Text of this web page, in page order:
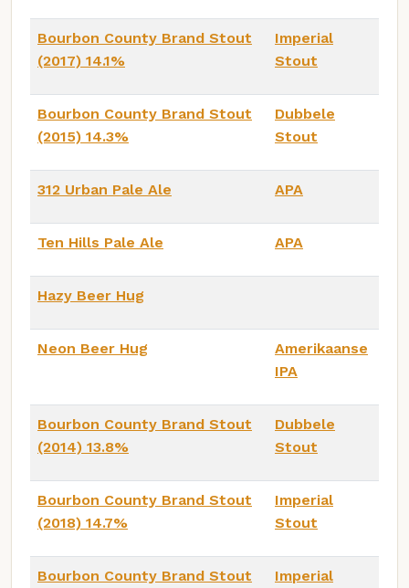
Bourbon County Brand Stout
(2017) 14.1%
Imperial
Stout
Bourbon County Brand Stout
(2015) 14.3%
Dubbele
Stout
312 Urban Pale Ale APA
Ten Hills Pale Ale APA
Hazy Beer Hug
Neon Beer Hug
Amerikaanse
IPA
Bourbon County Brand Stout
(2014) 13.8%
Dubbele
Stout
Bourbon County Brand Stout
(2018) 14.7%
Imperial
Stout
Bourbon County Brand Stout
Imperial